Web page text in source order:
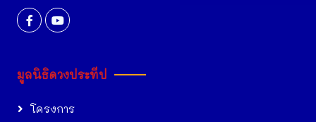
มูลนิธิดวงประทีป
โครงการ